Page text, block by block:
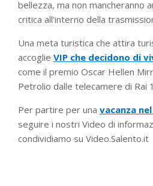
bellezza, ma non mancheranno
critica all’interno della
Una meta turistica che attira
accoglie VIP che decidono di
come il premio Oscar Hellen
Petrolio dalle telecamere di Rai
Per partire per una vacanza
seguire i nostri Video di
condividiamo su Video.Salento.it